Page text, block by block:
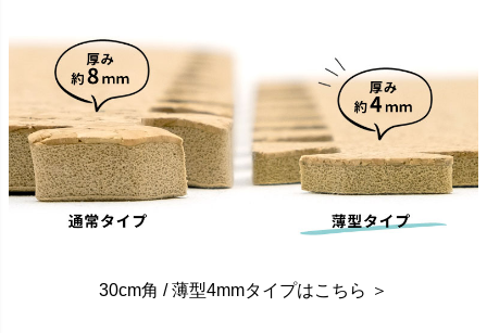
30cm角 / 薄型4mmタイプはこちら ＞